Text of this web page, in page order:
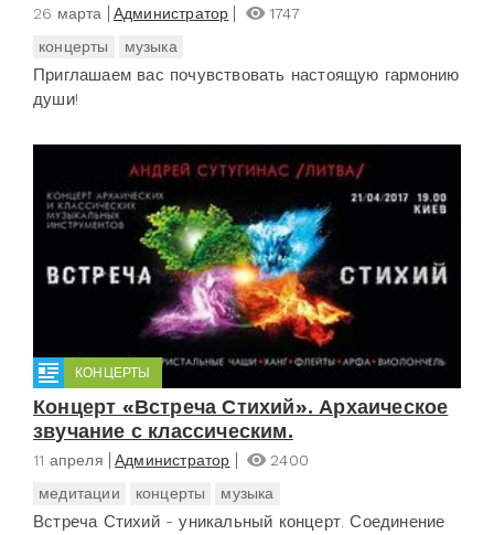
26 марта Администратор
1747
концерты
музыка
Приглашаем вас почувствовать настоящую гармонию
души!
КОНЦЕРТЫ
Концерт «Встреча Стихий». Архаическое
звучание с классическим.
11 апреля Администратор
2400
медитации
концерты музыка
Встреча Стихий - уникальный концерт. Соединение